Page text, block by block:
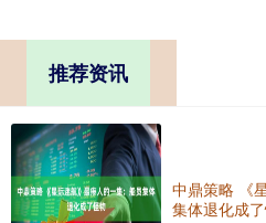
推荐资讯
中鼎策略 《
集体退化成